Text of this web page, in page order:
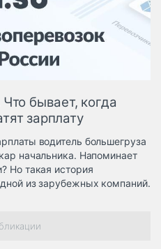
грузы
и
и
и ВЭД
бывает, когда
зарплату
водитель большегруза
начальника. Напоминает
Но такая история
из зарубежных компаний.